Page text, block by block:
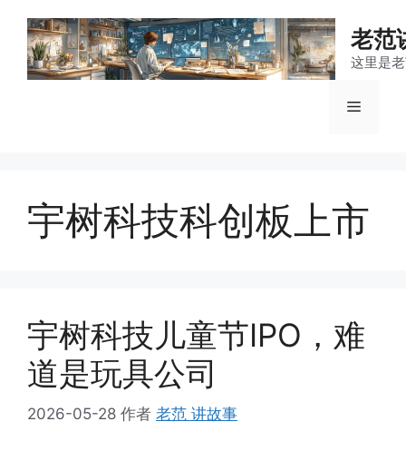
老范
这里是
菜
宇树科技科创板上市
宇树科技儿童节IPO，难
道是玩具公司
2026-05-28 作者 老范 讲故事